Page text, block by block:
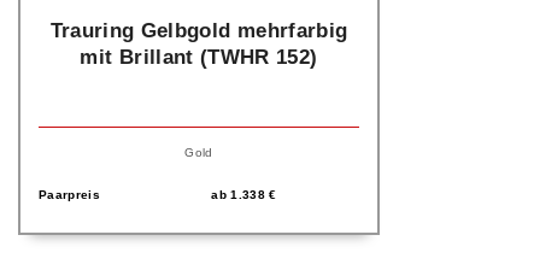
Trauring Gelbgold mehrfarbig
mit Brillant (TWHR 152)
Gold
Paarpreis ab1.338€